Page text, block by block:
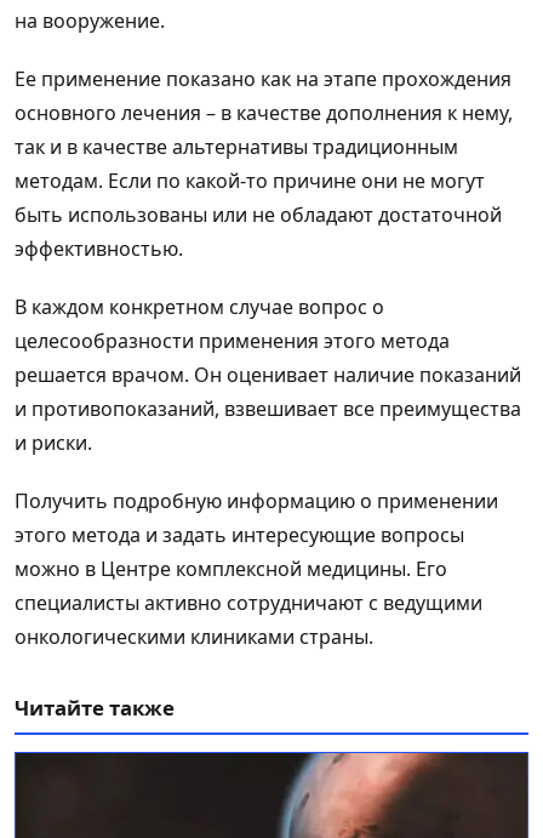
на вооружение.
Ее применение показано как на этапе прохождения
основного лечения – в качестве дополнения к нему,
так и в качестве альтернативы традиционным
методам. Если по какой-то причине они не могут
быть использованы или не обладают достаточной
эффективностью.
В каждом конкретном случае вопрос о
целесообразности применения этого метода
решается врачом. Он оценивает наличие показаний
и противопоказаний, взвешивает все преимущества
и риски.
Получить подробную информацию о применении
этого метода и задать интересующие вопросы
можно в Центре комплексной медицины. Его
специалисты активно сотрудничают с ведущими
онкологическими клиниками страны.
Читайте также